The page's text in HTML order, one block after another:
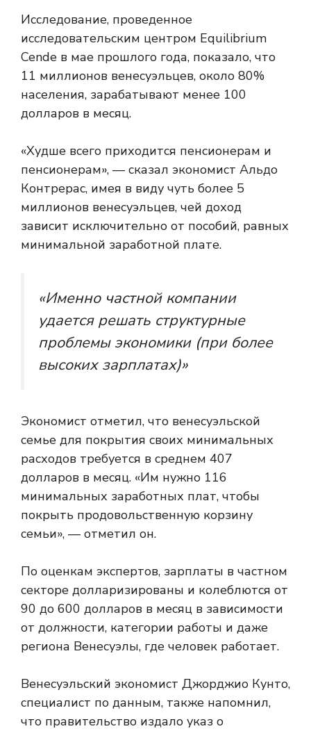
Исследование, проведенное
исследовательским центром Equilibrium
Cende в мае прошлого года, показало, что
11 миллионов венесуэльцев, около 80%
населения, зарабатывают менее 100
долларов в месяц.
«Худше всего приходится пенсионерам и
пенсионерам», — сказал экономист Альдо
Контрерас, имея в виду чуть более 5
миллионов венесуэльцев, чей доход
зависит исключительно от пособий, равных
минимальной заработной плате.
«Именно частной компании
удается решать структурные
проблемы экономики (при более
высоких зарплатах)»
Экономист отметил, что венесуэльской
семье для покрытия своих минимальных
расходов требуется в среднем 407
долларов в месяц. «Им нужно 116
минимальных заработных плат, чтобы
покрыть продовольственную корзину
семьи», — отметил он.
По оценкам экспертов, зарплаты в частном
секторе долларизированы и колеблются от
90 до 600 долларов в месяц в зависимости
от должности, категории работы и даже
региона Венесуэлы, где человек работает.
Венесуэльский экономист Джорджио Кунто,
специалист по данным, также напомнил,
что правительство издало указ о